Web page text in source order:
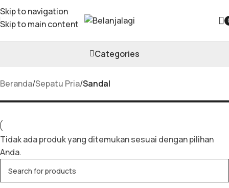
Skip to navigation
Skip to main content
Categories
Beranda/Sepatu Pria/Sandal
Tidak ada produk yang ditemukan sesuai dengan pilihan
Anda.